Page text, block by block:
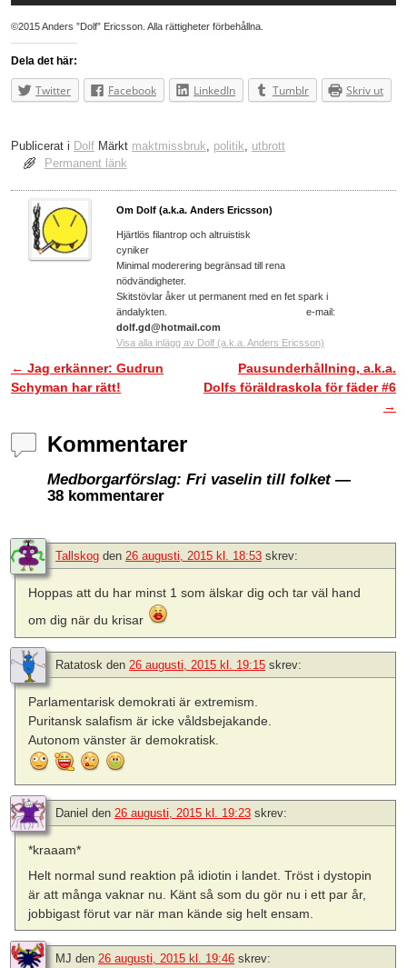
©2015 Anders ”Dolf” Ericsson. Alla rättigheter förbehållna.
Dela det här:
Twitter Facebook LinkedIn Tumblr Skriv ut
Publicerat i Dolf Märkt maktmissbruk, politik, utbrott
Permanent länk
Om Dolf (a.k.a. Anders Ericsson)
Hjärtlös filantrop och altruistisk
cyniker
Minimal moderering begränsad till rena
nödvändigheter.
Skitstövlar åker ut permanent med en fet spark i
ändalykten. e-mail:
dolf.gd@hotmail.com
Visa alla inlägg av Dolf (a.k.a. Anders Ericsson)
Inläggsnavigering
← Jag erkänner: Gudrun
Schyman har rätt!
Pausunderhållning, a.k.a.
Dolfs föräldraskola för fäder #6
→
Kommentarer
Medborgarförslag: Fri vaselin till folket—
38 kommentarer
Tallskog den 26 augusti, 2015 kl. 18:53 skrev:
Hoppas att du har minst 1 som älskar dig och tar väl hand
om dig när du krisar
Ratatosk den 26 augusti, 2015 kl. 19:15 skrev:
Parlamentarisk demokrati är extremism.
Puritansk salafism är icke våldsbejakande.
Autonom vänster är demokratisk.
Daniel den 26 augusti, 2015 kl. 19:23 skrev:
*kraaam*
Helt normal sund reaktion på idiotin i landet. Tröst i dystopin
är att många vaknar nu. Känt så som du gör nu i ett par år,
jobbigast förut var när man kände sig helt ensam.
MJ den 26 augusti, 2015 kl. 19:46 skrev: